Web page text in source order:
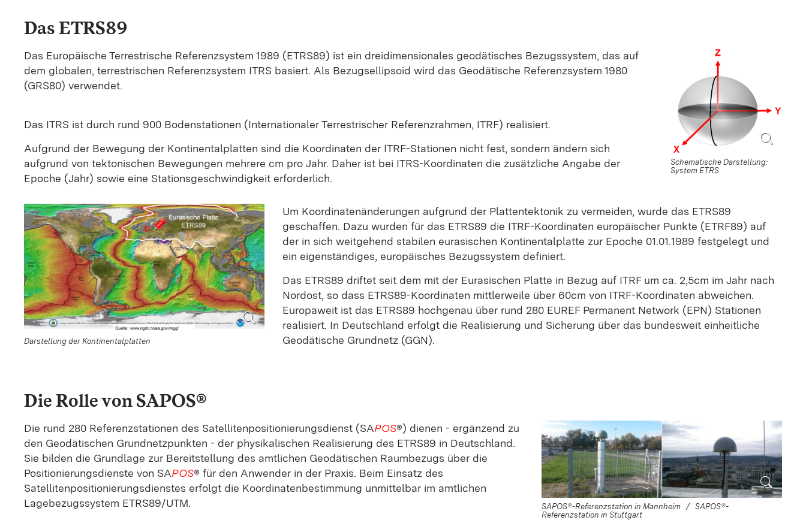
Das ETRS89
Schematische Darstellung:
System ETRS
Das Europäische Terrestrische Referenzsystem 1989 (ETRS89) ist ein dreidimensionales geodätisches Bezugssystem, das auf
dem globalen, terrestrischen Referenzsystem ITRS basiert. Als Bezugsellipsoid wird das Geodätische Referenzsystem 1980
(GRS80) verwendet.
Das ITRS ist durch rund 900 Bodenstationen (Internationaler Terrestrischer Referenzrahmen, ITRF) realisiert.
Aufgrund der Bewegung der Kontinentalplatten sind die Koordinaten der ITRF-Stationen nicht fest, sondern ändern sich
aufgrund von tektonischen Bewegungen mehrere cm pro Jahr. Daher ist bei ITRS-Koordinaten die zusätzliche Angabe der
Epoche (Jahr) sowie eine Stationsgeschwindigkeit erforderlich.
Darstellung der Kontinentalplatten
Um Koordinatenänderungen aufgrund der Plattentektonik zu vermeiden, wurde das ETRS89
geschaffen. Dazu wurden für das ETRS89 die ITRF-Koordinaten europäischer Punkte (ETRF89) auf
der in sich weitgehend stabilen eurasischen Kontinentalplatte zur Epoche 01.01.1989 festgelegt und
ein eigenständiges, europäisches Bezugssystem definiert.
Das ETRS89 driftet seit dem mit der Eurasischen Platte in Bezug auf ITRF um ca. 2,5cm im Jahr nach
Nordost, so dass ETRS89-Koordinaten mittlerweile über 60cm von ITRF-Koordinaten abweichen.
Europaweit ist das ETRS89 hochgenau über rund 280 EUREF Permanent Network (EPN) Stationen
realisiert. In Deutschland erfolgt die Realisierung und Sicherung über das bundesweit einheitliche
Geodätische Grundnetz (GGN).
Die Rolle von SAPOS®
SAPOS®-Referenzstation in Mannheim / SAPOS®-
Referenzstation in Stuttgart
Die rund 280 Referenzstationen des Satellitenpositionierungsdienst (SAPOS®) dienen - ergänzend zu
den Geodätischen Grundnetzpunkten - der physikalischen Realisierung des ETRS89 in Deutschland.
Sie bilden die Grundlage zur Bereitstellung des amtlichen Geodätischen Raumbezugs über die
Positionierungsdienste von SAPOS® für den Anwender in der Praxis. Beim Einsatz des
Satellitenpositionierungsdienstes erfolgt die Koordinatenbestimmung unmittelbar im amtlichen
Lagebezugssystem ETRS89/UTM.